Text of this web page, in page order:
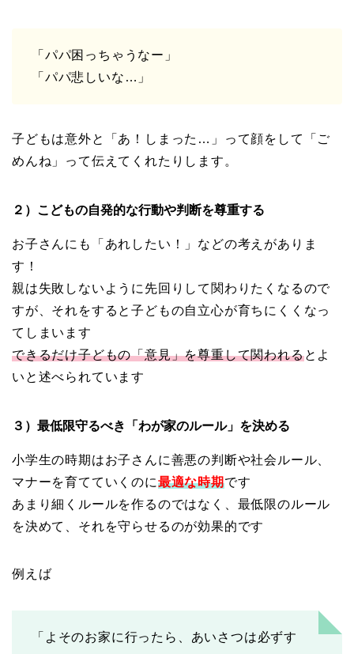
「パパ困っちゃうなー」
「パパ悲しいな…」
子どもは意外と「あ！しまった…」って顔をして「ご
めんね」って伝えてくれたりします。
２）こどもの自発的な行動や判断を尊重する
お子さんにも「あれしたい！」などの考えがありま
す！
親は失敗しないように先回りして関わりたくなるので
すが、それをすると子どもの自立心が育ちにくくなっ
てしまいます
できるだけ子どもの「意見」を尊重して関われるとよ
いと述べられています
３）最低限守るべき「わが家のルール」を決める
小学生の時期はお子さんに善悪の判断や社会ルール、
マナーを育てていくのに最適な時期です
あまり細くルールを作るのではなく、最低限のルール
を決めて、それを守らせるのが効果的です
例えば
「よそのお家に行ったら、あいさつは必ずす